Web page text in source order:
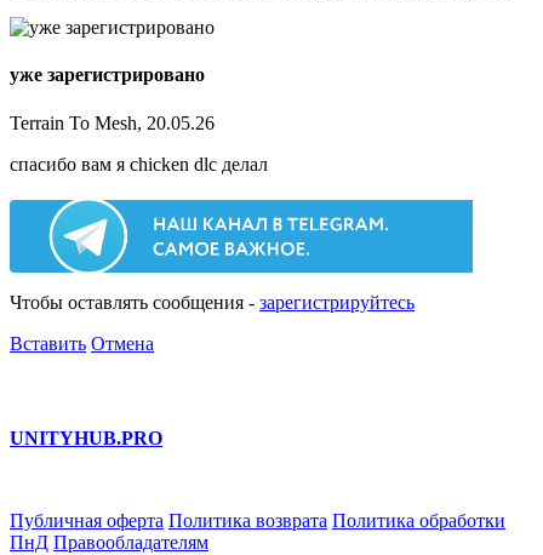
уже зарегистрировано
Terrain To Mesh, 20.05.26
спасибо вам я chicken dlc делал
Чтобы оставлять сообщения - зарегистрируйтесь
Вставить Отмена
UNITYHUB.PRO
Публичная оферта Политика возврата Политика обработки
ПнД Правообладателям